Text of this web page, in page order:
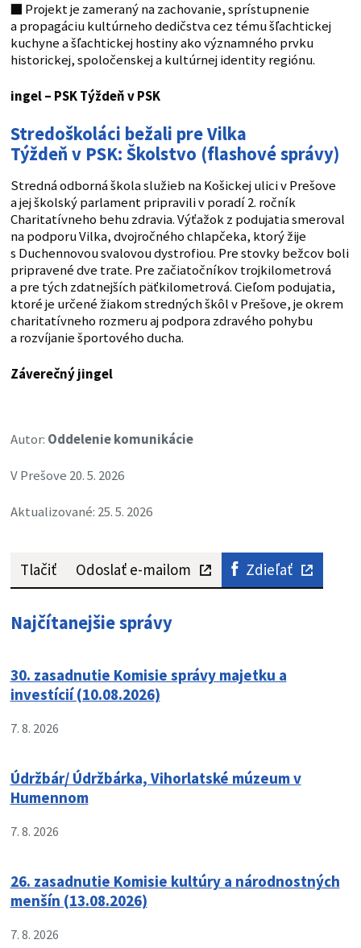
■ Projekt je zameraný na zachovanie, sprístupnenie
a propagáciu kultúrneho dedičstva cez tému šľachtickej
kuchyne a šľachtickej hostiny ako významného prvku
historickej, spoločenskej a kultúrnej identity regiónu.
ingel – PSK Týždeň v PSK
Stredoškoláci bežali pre Vilka
Týždeň v PSK: Školstvo (flashové správy)
Stredná odborná škola služieb na Košickej ulici v Prešove
a jej školský parlament pripravili v poradí 2. ročník
Charitatívneho behu zdravia. Výťažok z podujatia smeroval
na podporu Vilka, dvojročného chlapčeka, ktorý žije
s Duchennovou svalovou dystrofiou. Pre stovky bežcov boli
pripravené dve trate. Pre začiatočníkov trojkilometrová
a pre tých zdatnejších päťkilometrová. Cieľom podujatia,
ktoré je určené žiakom stredných škôl v Prešove, je okrem
charitatívneho rozmeru aj podpora zdravého pohybu
a rozvíjanie športového ducha.
Záverečný jingel
Autor: Oddelenie komunikácie
V Prešove 20. 5. 2026
Aktualizované: 25. 5. 2026
Tlačiť Odoslať e-mailom Zdieľať
Najčítanejšie správy
30. zasadnutie Komisie správy majetku a
investícií (10.08.2026)
7. 8. 2026
Údržbár/ Údržbárka, Vihorlatské múzeum v
Humennom
7. 8. 2026
26. zasadnutie Komisie kultúry a národnostných
menšín (13.08.2026)
7. 8. 2026